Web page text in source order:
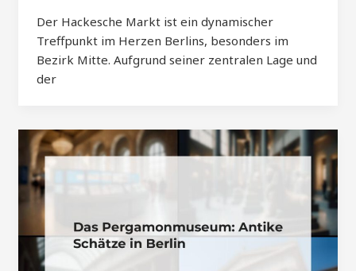
Der Hackesche Markt ist ein dynamischer
Treffpunkt im Herzen Berlins, besonders im
Bezirk Mitte. Aufgrund seiner zentralen Lage und
der